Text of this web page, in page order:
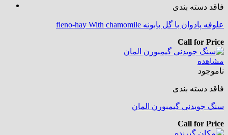
فاقد دسته بندی
علوفه پادوان با گل بابونه fieno-hay With chamomile
Call for Price
مشاهده
ناموجود
فاقد دسته بندی
سنگ جویدنی گیمبورن المان
Call for Price